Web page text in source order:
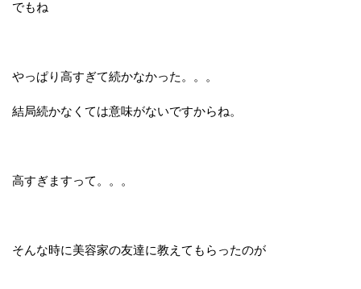
でもね
やっぱり高すぎて続かなかった。。。
結局続かなくては意味がないですからね。
高すぎますって。。。
そんな時に美容家の友達に教えてもらったのが